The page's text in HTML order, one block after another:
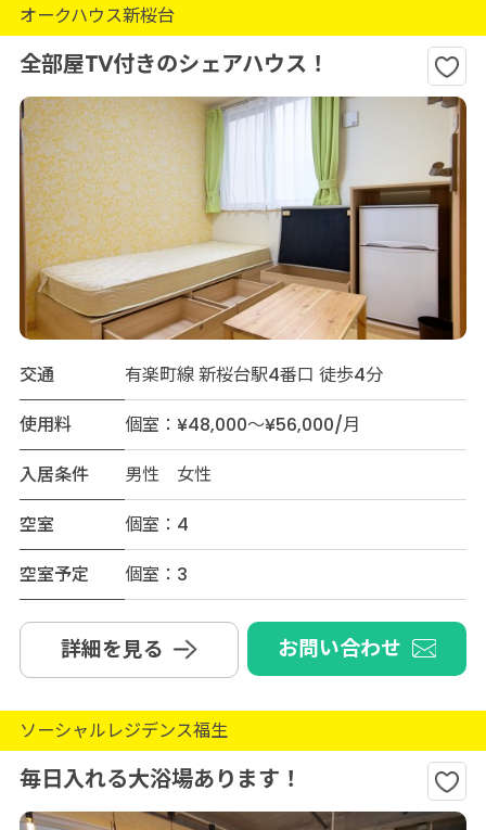
オークハウス新桜台
全部屋TV付きのシェアハウス！
交通
有楽町線 新桜台駅4番口 徒歩4分
使用料
個室：¥48,000～¥56,000/月
入居条件
男性 女性
空室
個室：4
空室予定
個室：3
詳細を見る お問い合わせ
ソーシャルレジデンス福生
毎日入れる大浴場あります！